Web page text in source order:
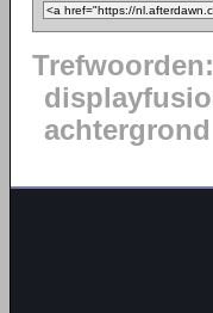
Trefwoorden:
achtergrond